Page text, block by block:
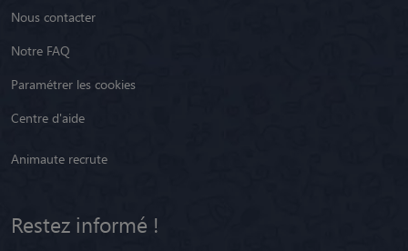
Nous contacter
Notre FAQ
Paramétrer les cookies
Centre d'aide
Animaute recrute
Restez informé !